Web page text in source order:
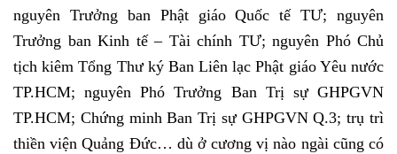
nguyên Trưởng ban Phật giáo Quốc tế TƯ; nguyên
Trưởng ban Kinh tế – Tài chính TƯ; nguyên Phó Chủ
tịch kiêm Tổng Thư ký Ban Liên lạc Phật giáo Yêu nước
TP.HCM; nguyên Phó Trưởng Ban Trị sự GHPGVN
TP.HCM; Chứng minh Ban Trị sự GHPGVN Q.3; trụ trì
thiền viện Quảng Đức… dù ở cương vị nào ngài cũng có